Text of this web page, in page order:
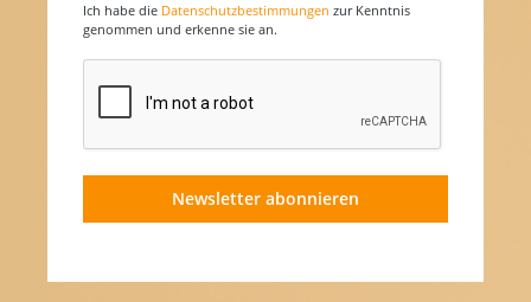
Ich habe die Datenschutzbestimmungen zur Kenntnis
genommen und erkenne sie an.
Newsletter abonnieren